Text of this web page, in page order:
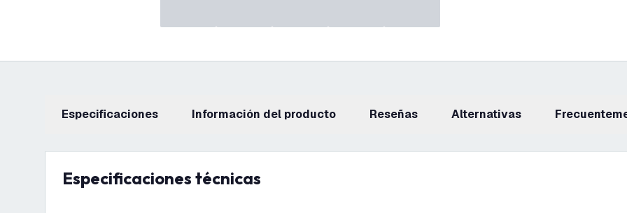
Especificaciones información del producto reseñas Alternativas
Especificaciones técnicas